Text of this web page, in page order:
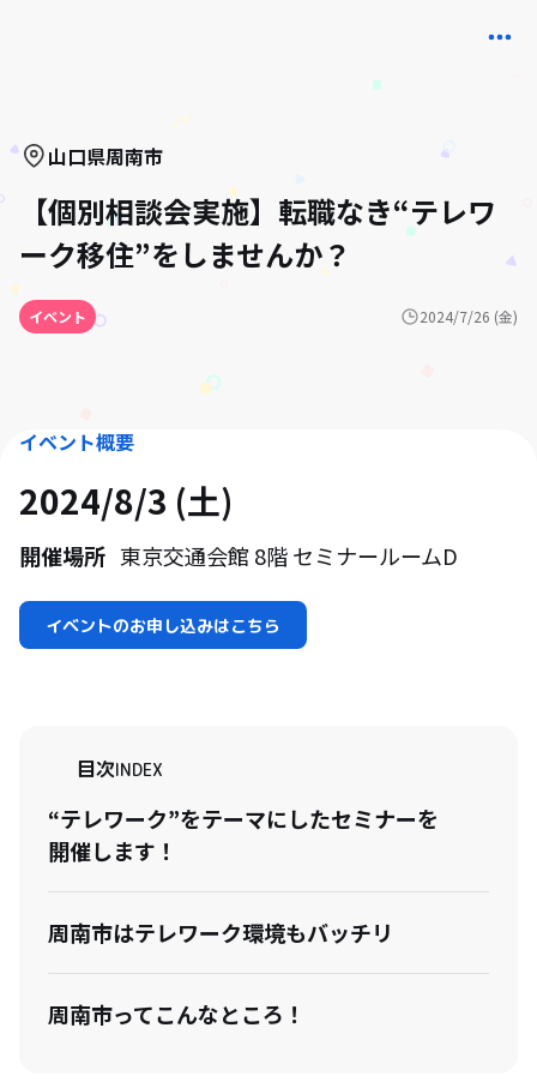
山口県周南市
【個別相談会実施】転職なき“テレワ
ーク移住”をしませんか？
イベント 2024/7/26 (金)
イベント概要
2024/8/3 (土)
開催場所 東京交通会館 8階 セミナールームD
イベントのお申し込みはこちら
目次INDEX
“テレワーク”をテーマにしたセミナーを
開催します！
周南市はテレワーク環境もバッチリ
周南市ってこんなところ！